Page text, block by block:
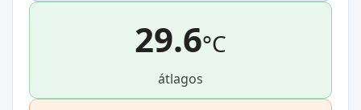
29.6°C
átlagos